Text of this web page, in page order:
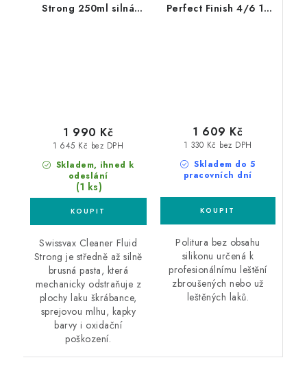
Strong 250ml silná
Skladem, ihned k
odeslání
(1 ks)
1 645 Kč bez DPH
1 990 Kč
Swissvax Cleaner Fluid
Strong je středně až silně
brusná pasta, která
mechanicky odstraňuje z
plochy laku škrábance,
sprejovou mlhu, kapky
barvy i oxidační
poškození.
Perfect Finish 4/6 1L
Skladem do 5
pracovních dní
1 330 Kč bez DPH
1 609 Kč
Politura bez obsahu
silikonu určená k
profesionálnímu leštění
zbroušených nebo už
leštěných laků.